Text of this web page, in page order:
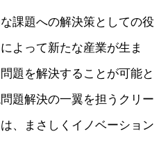
課題への解決策としての役
よって新たな産業が生ま
題を解決することが可能と
題解決の一翼を担うクリー
、まさしくイノベーション